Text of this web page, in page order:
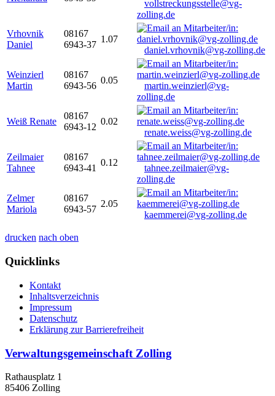
vollstreckungsstelle@vg-
zolling.de
Vrhovnik
Daniel
08167
6943-37
1.07
daniel.vrhovnik@vg-zolling.de
Weinzierl
Martin
08167
6943-56
0.05
martin.weinzierl@vg-
zolling.de
Weiß Renate
08167
6943-12
0.02
renate.weiss@vg-zolling.de
Zeilmaier
Tahnee
08167
6943-41
0.12
tahnee.zeilmaier@vg-
zolling.de
Zelmer
Mariola
08167
6943-57
2.05
kaemmerei@vg-zolling.de
drucken nach oben
Quicklinks
Kontakt
Inhaltsverzeichnis
Impressum
Datenschutz
Erklärung zur Barrierefreiheit
Verwaltungsgemeinschaft Zolling
Rathausplatz 1
85406 Zolling